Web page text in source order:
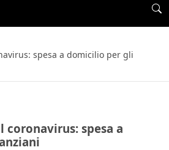
spesa a domicilio per gli
spesa a